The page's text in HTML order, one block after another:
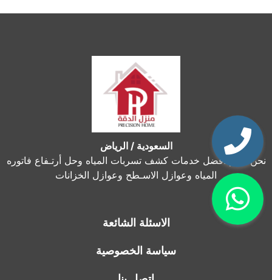
السعودية / الرياض
نحن نقدم أفضل خدمات كشف تسربات المياه وحل أرتـفاع فاتوره
المياه وعوازل الاسـطح وعوازل الخزانات
الاسئلة الشائعة
سياسة الخصوصية